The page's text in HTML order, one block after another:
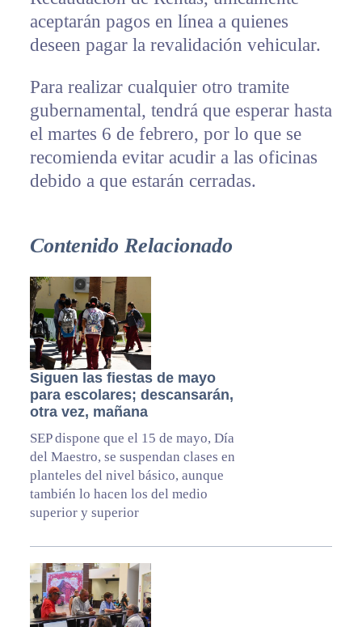
aceptarán pagos en línea a quienes
deseen pagar la revalidación vehicular.
Para realizar cualquier otro tramite
gubernamental, tendrá que esperar hasta
el martes 6 de febrero, por lo que se
recomienda evitar acudir a las oficinas
debido a que estarán cerradas.
Contenido Relacionado
Siguen las fiestas de mayo
para escolares; descansarán,
otra vez, mañana
SEP dispone que el 15 de mayo, Día
del Maestro, se suspendan clases en
planteles del nivel básico, aunque
también lo hacen los del medio
superior y superior